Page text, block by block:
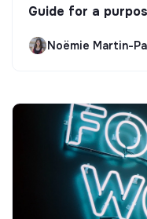
Guide for a
Noëmie Martin-